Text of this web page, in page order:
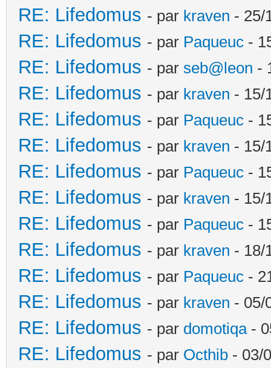
RE: Lifedomus - par kraven - 25/
RE: Lifedomus - par Paqueuc -
RE: Lifedomus - par seb@leon -
RE: Lifedomus - par kraven - 15/
RE: Lifedomus - par Paqueuc -
RE: Lifedomus - par kraven - 15/
RE: Lifedomus - par Paqueuc -
RE: Lifedomus - par kraven - 15/
RE: Lifedomus - par Paqueuc -
RE: Lifedomus - par kraven - 18/
RE: Lifedomus - par Paqueuc -
RE: Lifedomus - par kraven - 05/
RE: Lifedomus - par domotiqa-
RE: Lifedomus - par Octhib - 03/